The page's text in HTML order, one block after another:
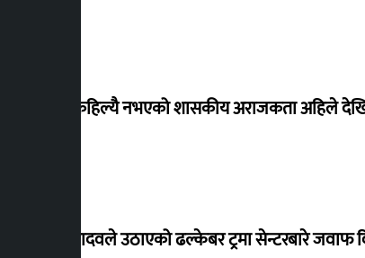
‘देशमा कहिल्यै नभएको शासकीय अराजकता अहिले
सांसद यादवले उठाएको ढल्केबर ट्रमा सेन्टरबारे